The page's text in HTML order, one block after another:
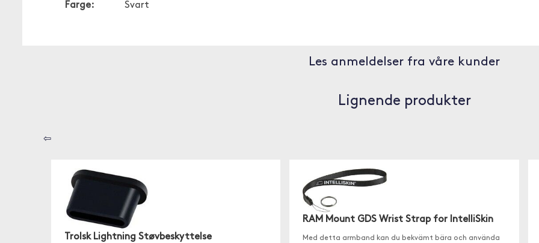
Farge:
Svart
Les anmeldelser fra våre kunder
Lignende produkter
⇦
Trolsk Lightning Støvbeskyttelse
RAM Mount GDS Wrist Strap for IntelliSkin
Med detta armband kan du bekvämt bära och använda